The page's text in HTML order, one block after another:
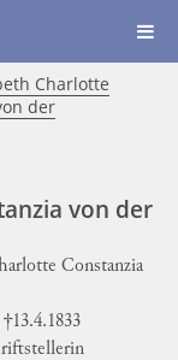
Charlotte
der
von der
Constanzia